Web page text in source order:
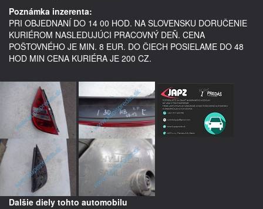
Poznámka inzerenta:
PRI OBJEDNANÍ DO 14 00 HOD. NA SLOVENSKU DORUČENIE
KURIÉROM NASLEDUJÚCI PRACOVNÝ DEŇ. CENA
POŠTOVNÉHO JE MIN. 8 EUR. DO ČIECH POSIELAME DO 48
HOD MIN CENA KURIÉRA JE 200 CZ.
Dalšie diely tohto automobilu